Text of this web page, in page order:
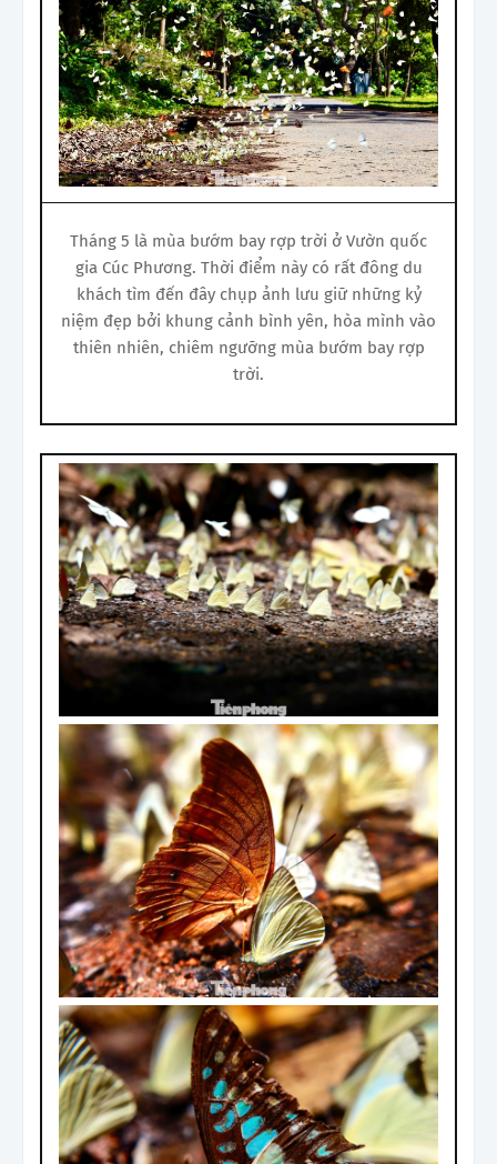
Tháng 5 là mùa bướm bay rợp trời ở Vườn quốc
gia Cúc Phương. Thời điểm này có rất đông du
khách tìm đến đây chụp ảnh lưu giữ những kỷ
niệm đẹp bởi khung cảnh bình yên, hòa mình vào
thiên nhiên, chiêm ngưỡng mùa bướm bay rợp
trời.